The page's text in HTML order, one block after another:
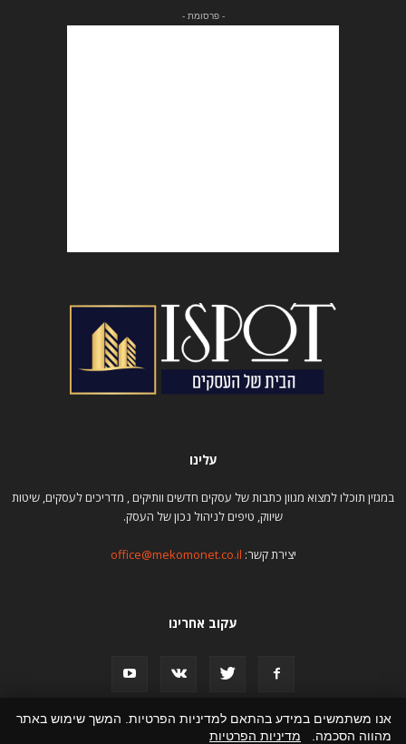
- פרסומת -
עלינו
במגזין תוכלו למצוא מגוון כתבות של עסקים חדשים וותיקים , מדריכים לעסקים, שיטות
שיווק, טיפים לניהול נכון של העסק.
יצירת קשר: office@mekomonet.co.il
עקוב אחרינו
אנו משתמשים במידע בהתאם למדיניות הפרטיות. המשך שימוש באתר
מהווה הסכמה. מדיניות הפרטיות